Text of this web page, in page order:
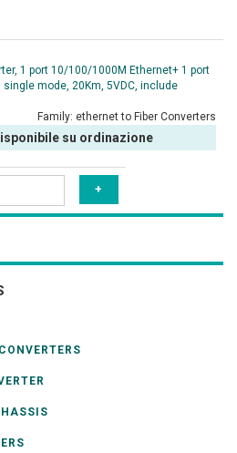
1 port 10/100/1000M Ethernet+ 1 port
single mode, 20Km, 5VDC, include
Family: ethernet to Fiber Converters
su ordinazione